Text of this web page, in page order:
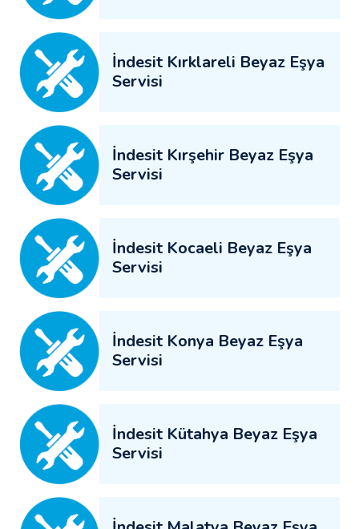
İndesit Kırklareli Beyaz Eşya
Servisi
İndesit Kırşehir Beyaz Eşya
Servisi
İndesit Kocaeli Beyaz Eşya
Servisi
İndesit Konya Beyaz Eşya
Servisi
İndesit Kütahya Beyaz Eşya
Servisi